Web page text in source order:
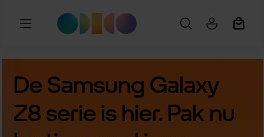
Ga naar de hoofdinhoud
De Samsung Galaxy
Z8 serie is hier. Pak nu